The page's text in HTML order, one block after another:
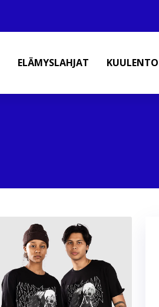
ELÄMYSLAHJAT KUULENTO